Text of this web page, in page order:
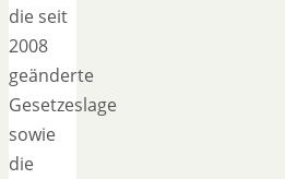
die seit
2008
geänderte
Gesetzeslage
sowie
die